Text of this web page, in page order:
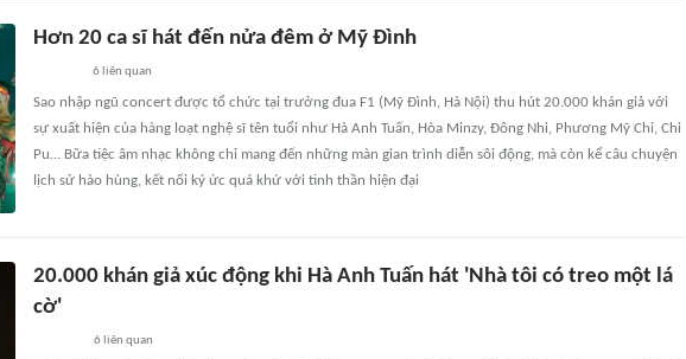
Hơn 20 ca sĩ hát đến nửa đêm ở Mỹ Đình
6 liên quan
Sao nhập ngũ concert được tổ chức tại trưởng đua F1 (Mỹ Đình, Hà Nội) thu hút 20.000 khán giả với
sự xuất hiện của hàng loạt nghệ sĩ tên tuổi như Hà Anh Tuấn, Hòa Minzy, Đông Nhi, Phương Mỹ Chi, Chi
Pu… Bữa tiệc âm nhạc không chỉ mang đến những màn gian trình diễn sôi động, mà còn kể câu chuyện
lịch sử hào hùng, kết nối ký ức quá khứ với tinh thần hiện đại
20.000 khán giả xúc động khi Hà Anh Tuấn hát 'Nhà tôi có treo một lá
cờ'
6 liên quan